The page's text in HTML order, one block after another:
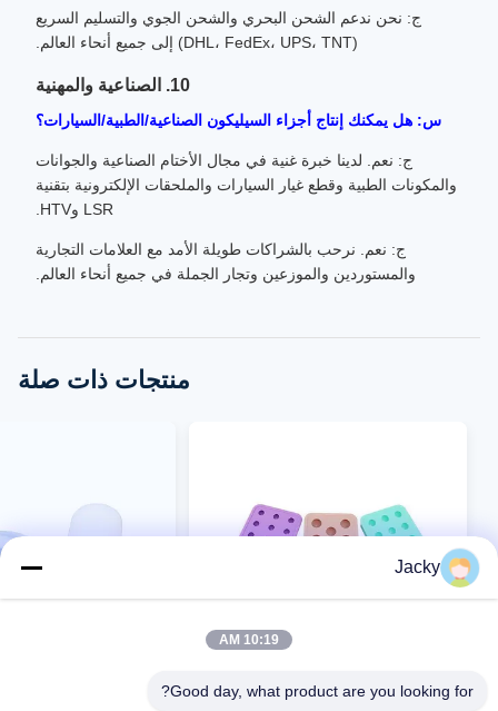
ج: نحن ندعم الشحن البحري والشحن الجوي والتسليم السريع
(DHL، FedEx، UPS، TNT) إلى جميع أنحاء العالم.
10. الصناعية والمهنية
س: هل يمكنك إنتاج أجزاء السيليكون الصناعية/الطبية/السيارات؟
ج: نعم. لدينا خبرة غنية في مجال الأختام الصناعية والجوانات
والمكونات الطبية وقطع غيار السيارات والملحقات الإلكترونية بتقنية
LSR وHTV.
ج: نعم. نرحب بالشراكات طويلة الأمد مع العلامات التجارية
والمستوردين والموزعين وتجار الجملة في جميع أنحاء العالم.
منتجات ذات صلة
Jacky
10:19 AM
Good day, what product are you looking for?